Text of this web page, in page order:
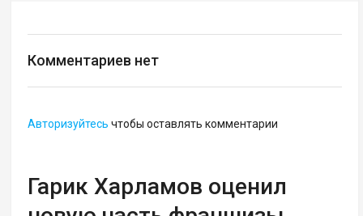
Комментариев нет
Авторизуйтесь чтобы оставлять комментарии
Гарик Харламов оценил